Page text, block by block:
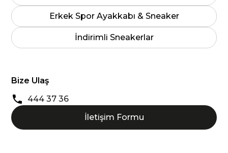
Erkek Spor Ayakkabı & Sneaker
İndirimli Sneakerlar
Bize Ulaş
444 37 36
İletişim Formu